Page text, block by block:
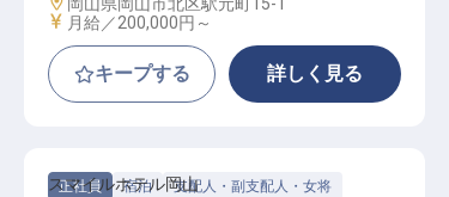
給与
月給／200,000円～
キープする 詳しく見る
正社員 宿泊 支配人・副支配人・女将
スマイルホテル岡山